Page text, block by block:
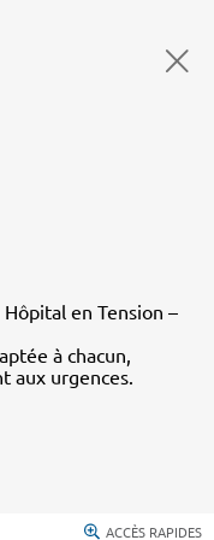
en Tension –
à chacun,
aux urgences.
ACCÈS RAPIDES